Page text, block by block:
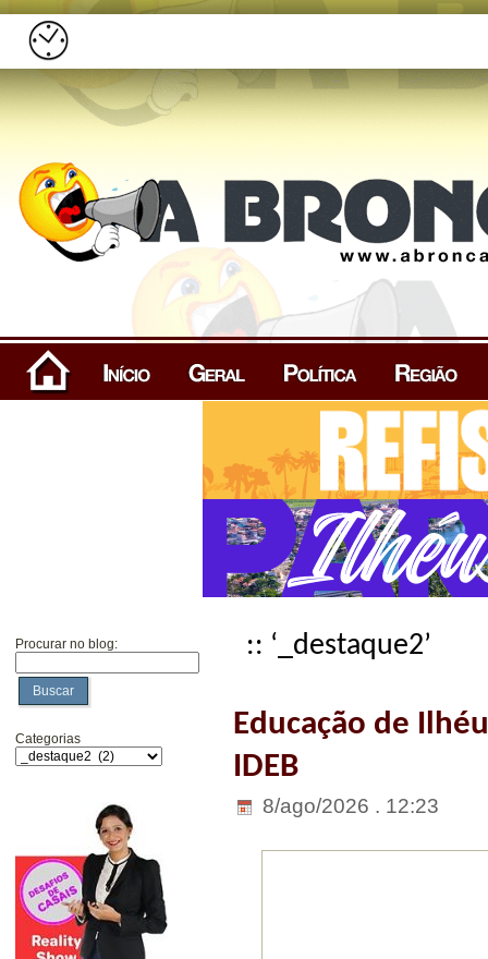
Procurar no blog:
Buscar
Categorias
:: ‘_destaque2’
Educação de
IDEB
8/ago/2026 . 12:23